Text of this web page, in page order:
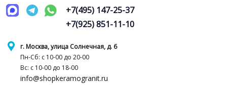
г. Москва, улица Солнечная, д. 6
Пн-Сб: с 10-00 до 20-00
Вс: с 10-00 до 18-00
info@shopkeramogranit.ru
+7(495) 147-25-37
+7(925) 851-11-10